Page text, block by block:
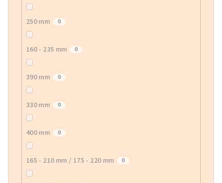
250 mm 0
160 - 235 mm 0
390 mm 0
330 mm 0
400 mm 0
165 - 210 mm / 175 - 220 mm 0